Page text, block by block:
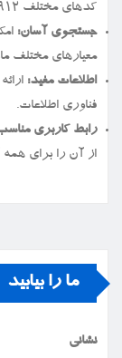
کدهای مختلف ۰۹۱۲ و سایر اپراتورها.
جستجوی آسان:
معیارهای مختلف
اطلاعات مفید:
فناوری اطلاعات.
رابط کاربری
از آن را برای
ما را بیابید
نشانی